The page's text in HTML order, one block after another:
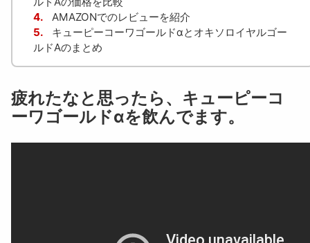
4.
AMAZONでのレビューを紹介
5.
キューピーコーワゴールドαとオキソロイヤルゴー
ルドAのまとめ
疲れたなと思ったら、キューピーコ
ーワゴールドαを飲んでます。